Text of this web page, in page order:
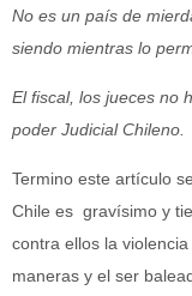
No es un país de
siendo mientras lo
El fiscal, los jueces no
poder Judicial Chileno.
Termino este artículo
Chile es gravísimo y
contra ellos la
maneras y el ser